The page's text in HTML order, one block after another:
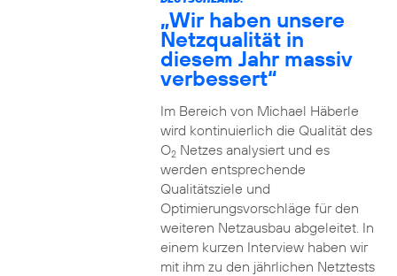
„Wir haben unsere
Netzqualität in
diesem Jahr massiv
verbessert“
Im Bereich von Michael Häberle
wird kontinuierlich die Qualität des
O2Netzes analysiert und es
werden entsprechende
Qualitätsziele und
Optimierungsvorschläge für den
weiteren Netzausbau abgeleitet. In
einem kurzen Interview haben wir
mit ihm zu den jährlichen Netztests